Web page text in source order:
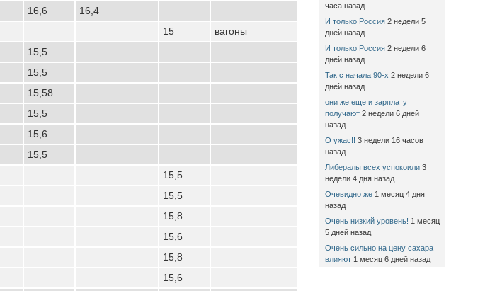
16,6
16,4
15 вагоны
15,5
15,5
15,58
15,5
15,6
15,5
15,5
15,5
15,8
15,6
15,8
15,6
часа назад
И только Россия 2 недели 5
дней назад
И только Россия 2 недели 6
дней назад
Так с начала 90-х 2 недели 6
дней назад
они же еще и зарплату
получают 2 недели 6 дней
назад
О ужас!! 3 недели 16 часов
назад
Либералы всех успокоили 3
недели 4 дня назад
Очевидно же 1 месяц 4 дня
назад
Очень низкий уровень! 1 месяц
5 дней назад
Очень сильно на цену сахара
влияют 1 месяц 6 дней назад